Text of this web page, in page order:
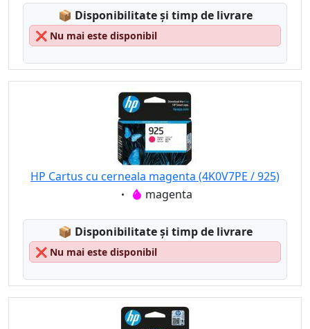
📦 Lagerstatus:
Disponibilitate și timp de livrare
❌ Nu mai este disponibil
HP Cartus cu cerneala magenta (4K0V7PE / 925)
Eigenschaft:
magenta
📦 Lagerstatus:
Disponibilitate și timp de livrare
❌ Nu mai este disponibil